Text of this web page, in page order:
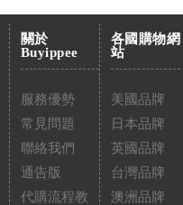
關於
Buyippee
服務優勢
常見問題
聯絡我們
通告版
代購流程教
各國購物網
站
美國品牌
日本品牌
英國品牌
台灣品牌
澳洲品牌